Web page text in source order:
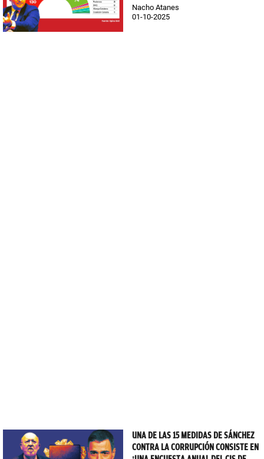
Nacho Atanes
01-10-2025
UNA DE LAS 15 MEDIDAS DE SÁNCHEZ
CONTRA LA CORRUPCIÓN CONSISTE EN